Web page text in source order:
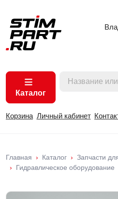
Каталог
Корзина Личный кабинет
Главная Каталог
Запчасти
Гидравлическое оборудование